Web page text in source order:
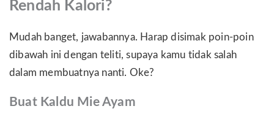
Rendah Kalori?
Mudah banget, jawabannya. Harap disimak poin-poin
dibawah ini dengan teliti, supaya kamu tidak salah
dalam membuatnya nanti. Oke?
Buat Kaldu Mie Ayam